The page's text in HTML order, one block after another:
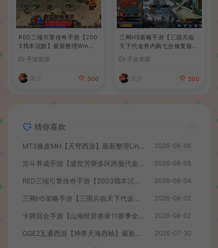
RED三端引擎传奇手游【200
3我本沉默】最新整理Win系
服务端+安卓苹果PC三端+详
细搭建教程
手游资源
波少 300
三网H5策略手游【三国兵临
天下代金券内购七合修复版】
最新整理单机一键即玩镜像端
+Linux手工服务端+管理后台
+GM授权后台+简易安卓客户
端+详细搭建教程+视频教程
手游资源
波少 300
猜你喜欢
MT3换皮MH【天穹西游】最新整理Linux手工服务端+安卓苹果双端+GM后台+详细搭建教程+全套源码+视频教程 2026-08-06
宫斗养成手游【盛世芳華多区跨服代金券本地优化版】最新整理单机一键即玩端+Linux手工服务端+CDK授权后台+安卓+详细搭建教程 2026-08-05
RED三端引擎传奇手游【2003我本沉默】最新整理Win系服务端+安卓苹果PC三端+详细搭建教程 2026-08-04
三网H5策略手游【三国兵临天下代金券内购七合修复版】最新整理单机一键即玩镜像端+Linux手工服务端+管理后台+GM授权后台+简易安卓客户端+详细搭建教程+视频教程 2026-08-02
卡牌回合手游【山海经异兽录11赛季全人物代金券内购版】最新整理WIN系服务端+授权GM后台+管理后台+热更修改工具+安卓+详细搭建教程 2026-08-02
GGE2互通西游【神界天海西柚】最新整理Win系服务端+安卓苹果PC三端+内置GM工具+全套源码+详细搭建教程+视频教程 2026-07-30